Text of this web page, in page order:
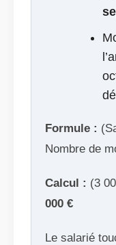
Formule :
Nombre de
Calcul : (3
000 €
Le salarié